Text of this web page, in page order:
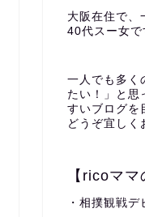
大阪在住で、
40代スー女で
一人でも多く
たい！」と思
すいブログを
どうぞ宜し
【ricoママ
・相撲観戦